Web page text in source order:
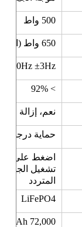
500 واط
650 واط (الحد الأقصى 800 واط في 1 ثانية)
60Hz ±3Hz
> 92%
نعم، إزالة
حماية درجات
تشغيل الجهاز
المتردد
LiFePO4
72,000 mAh